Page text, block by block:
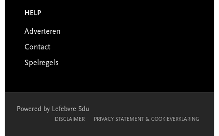
HELP
Adverteren
Contact
Spelregels
Powered by Lefebvre Sdu
DISCLAIMER PRIVACY STATEMENT & COOKIEVERKLARING